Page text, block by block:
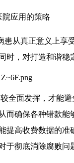
应用的策略
从真正意义上享
，对打造和谐稳
面发挥，才能
确保各种错款
高收费数据的
彻底消除腐败问